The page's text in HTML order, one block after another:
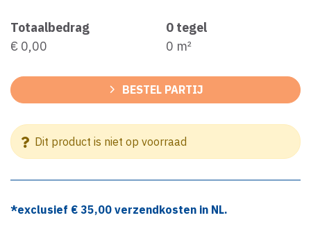
Totaalbedrag
€ 0,00
0 tegel
0 m²
BESTEL PARTIJ
Dit product is niet op voorraad
*exclusief € 35,00 verzendkosten in NL.